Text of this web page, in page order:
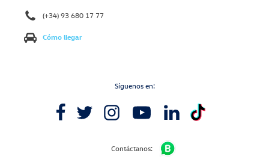
(+34) 93 680 17 77
Cómo llegar
Síguenos en:
Contáctanos: